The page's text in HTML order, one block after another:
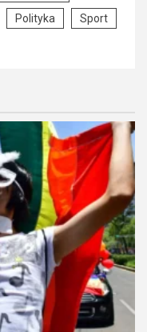
Polityka Sport